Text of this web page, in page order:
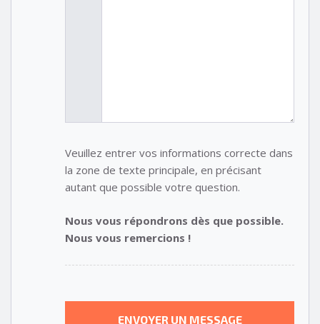
Veuillez entrer vos informations correcte dans
la zone de texte principale, en précisant
autant que possible votre question.
Nous vous répondrons dès que possible.
Nous vous remercions !